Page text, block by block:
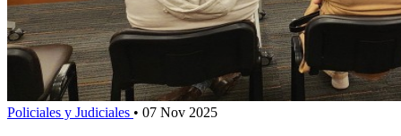
Policiales y Judiciales • 07 Nov 2025